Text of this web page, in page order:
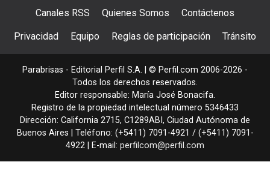
Canales RSS Quienes Somos Contáctenos
Privacidad Equipo Reglas de participación Tránsito
Parabrisas - Editorial Perfil S.A. | © Perfil.com 2006-2026 -
Todos los derechos reservados.
Editor responsable: María José Bonacifa.
Registro de la propiedad intelectual número 5346433
Dirección: California 2715, C1289ABI , Ciudad Autónoma de
Buenos Aires | Teléfono: (+5411) 7091-4921 / (+5411) 7091-
4922 | E-mail: perfilcom@perfil.com